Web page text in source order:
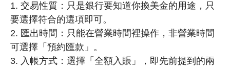
1. 交易性質：只是銀行要知道你換美金的用途，只
要選擇符合的選項即可。
2. 匯出時間：只能在營業時間裡操作，非營業時間
可選擇「預約匯款」。
3. 入帳方式：選擇「全額入賬」，即先前提到的兩